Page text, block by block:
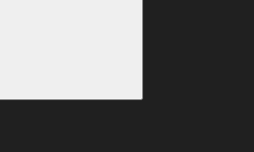
Suchen